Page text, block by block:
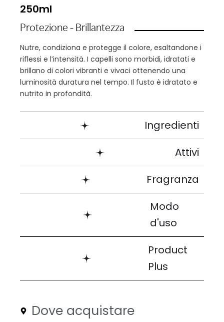
250ml
Protezione - Brillantezza
Nutre, condiziona e protegge il colore, esaltandone i
riflessi e l’intensità. I capelli sono morbidi, idratati e
brillano di colori vibranti e vivaci ottenendo una
luminosità duratura nel tempo. Il fusto è idratato e
nutrito in profondità.
Ingredienti
Attivi
Fragranza
Modo
d'uso
Product
Plus
Dove acquistare